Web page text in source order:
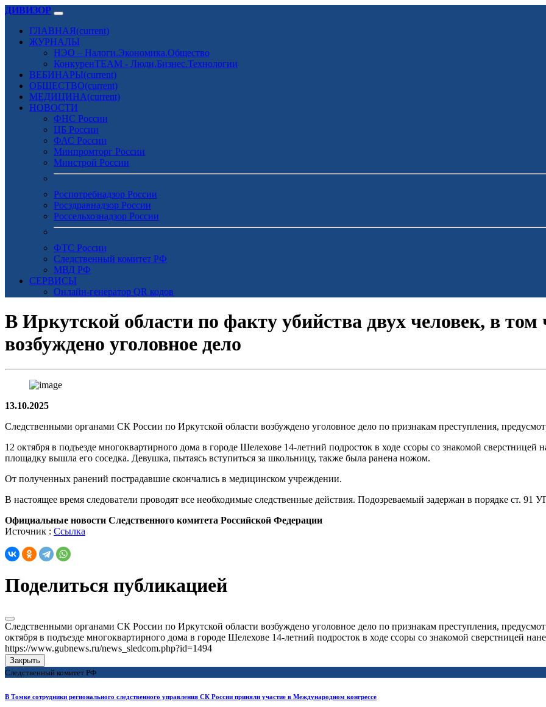
ДИВИЗОР
ГЛАВНАЯ(current)
ЖУРНАЛЫ
НЭО – Налоги.Экономика.Общество
КонкуренTEAM - Люди.Бизнес.Технологии
ВЕБИНАРЫ(current)
ОБЩЕСТВО(current)
МЕДИЦИНА(current)
НОВОСТИ
ФНС России
ЦБ России
ФАС России
Минпромторг России
Минстрой России
Роспотребнадзор России
Росздравнадзор России
Россельхознадзор России
ФТС России
Следственный комитет РФ
МВД РФ
СЕРВИСЫ
Онлайн-генератор QR кодов
В Иркутской области по факту убийства двух человек, в том
возбуждено уголовное дело
13.10.2025
Следственными органами СК России по Иркутской области возбуждено уголовное дело по признакам преступления,
12 октября в подъезде многоквартирного дома в городе Шелехове 14-летний подросток в ходе ссоры со знакомой
площадку вышла его соседка. Девушка, пытаясь вступиться за школьницу, также была ранена ножом.
От полученных ранений пострадавшие скончались в медицинском учреждении.
В настоящее время следователи проводят все необходимые следственные действия. Подозреваемый задержан в порядке ст.
Официальные новости Следственного комитета Российской Федерации
Источник : Ссылка
Поделиться публикацией
Следственными органами СК России по Иркутской области возбуждено уголовное дело по признакам преступления,
октября в подъезде многоквартирного дома в городе Шелехове 14-летний подросток в ходе ссоры со знакомой сверстницей
https://www.gubnews.ru/news_sledcom.php?id=1494
Закрыть
Следственный комитет РФ
В Томке сотрудники регионального следственного управления СК России приняли участие в Международном конгрессе